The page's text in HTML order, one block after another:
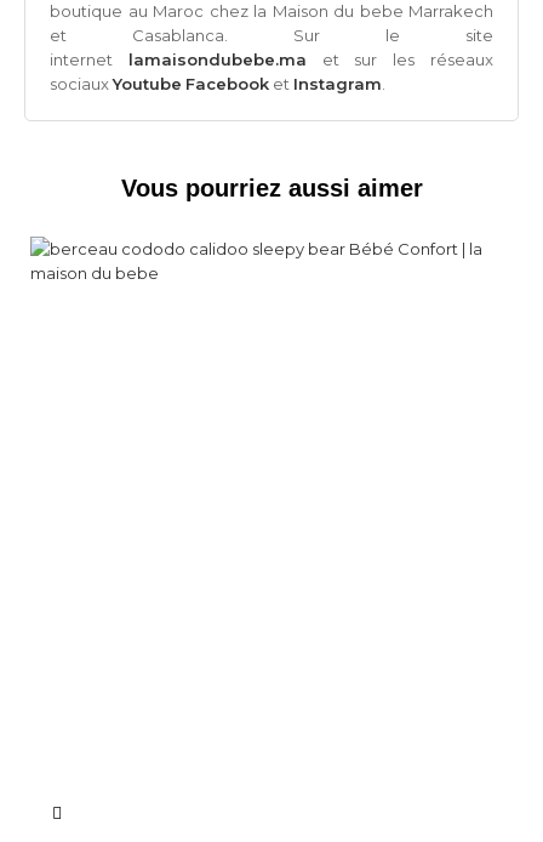
boutique au Maroc chez la Maison du bebe Marrakech
et Casablanca. Sur le site
internet lamaisondubebe.ma et sur les réseaux
sociauxYoutube Facebook et Instagram.
Vous pourriez aussi aimer